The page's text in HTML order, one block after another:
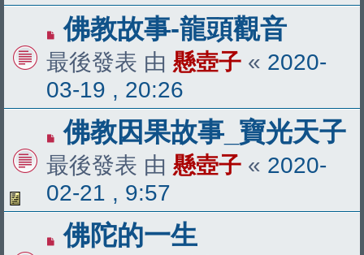
佛教故事-龍頭觀音
最後發表 由 懸壺子 « 2020-
03-19 , 20:26
佛教因果故事_寶光天子
最後發表 由 懸壺子 « 2020-
02-21 , 9:57
佛陀的一生